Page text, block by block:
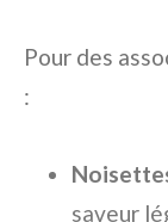
Pour des
:
saveur